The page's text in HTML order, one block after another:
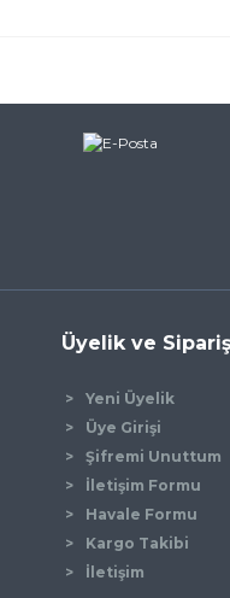
Gönder
Üyelik ve Sipariş
Yeni Üyelik
Üye Girişi
Şifremi Unuttum
İletişim Formu
Havale Formu
Kargo Takibi
İletişim